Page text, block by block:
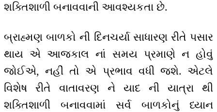
શક્તિશાળી બનાવવાની આવશ્યકતા છે.
બ્રાહ્મણ બાળકો ની દિનચર્યા સાધારણ રીતે પસાર
થાય એ આજકાલ નાં સમય પ્રમાણે ન હોવું
જોઈએ, નહીં તો એ પ્રભાવ વધી જશે. એટલે
વિશેષ રીતે વાતાવરણ ને યાદ ની યાત્રા થી
શક્તિશાળી બનાવવામાં સર્વ બાળકોનું ધ્યાન